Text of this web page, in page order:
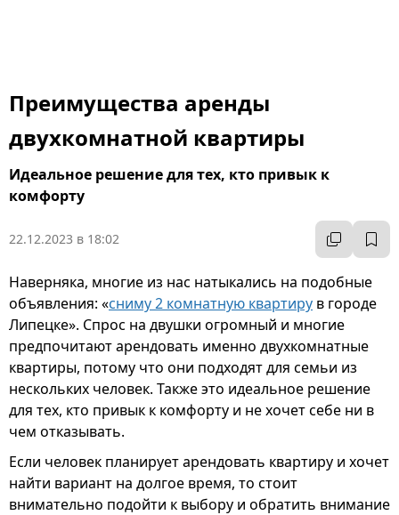
Преимущества аренды
двухкомнатной квартиры
Идеальное решение для тех, кто привык к
комфорту
22.12.2023 в 18:02
Наверняка, многие из нас натыкались на подобные
объявления: «сниму 2 комнатную квартиру в городе
Липецке». Спрос на двушки огромный и многие
предпочитают арендовать именно двухкомнатные
квартиры, потому что они подходят для семьи из
нескольких человек. Также это идеальное решение
для тех, кто привык к комфорту и не хочет себе ни в
чем отказывать.
Если человек планирует арендовать квартиру и хочет
найти вариант на долгое время, то стоит
внимательно подойти к выбору и обратить внимание